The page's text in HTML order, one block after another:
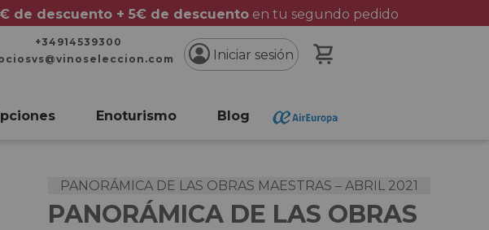
de descuento + 5€ de descuentoen tu segundo pedido
+34914539300
Iniciar sesión
Enoturismo Blog
PANORÁMICA DE LAS OBRAS MAESTRAS – ABRIL 2021
PANORÁMICA DE LAS OBRAS